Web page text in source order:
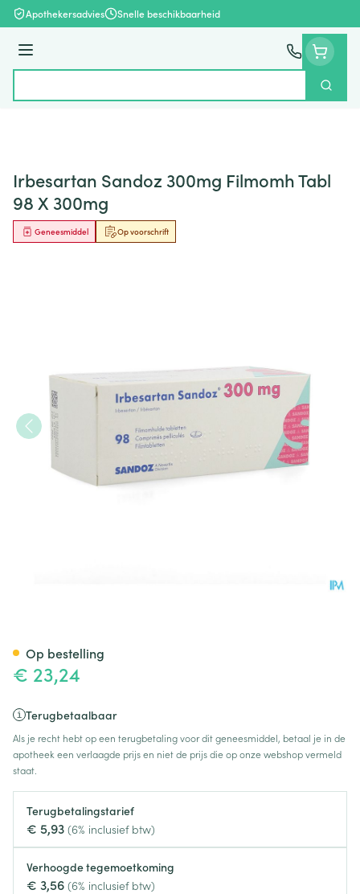
Ga naar de inhoud
Apothekersadvies Snelle beschikbaarheid
Menu
Zoek
Irbesartan Sandoz 300mg Filmomh Tabl
98 X 300mg
Op voorschrift
Geneesmiddel
€ 23,24
Terugbetaalbaar
Als je recht hebt op een terugbetaling voor dit geneesmiddel, betaal je in de
apotheek een verlaagde prijs en niet de prijs die op onze webshop vermeld
staat.
Terugbetalingstarief
€ 5,93 (6% inclusief btw)
Verhoogde tegemoetkoming
€ 3,56 (6% inclusief btw)
Op bestelling